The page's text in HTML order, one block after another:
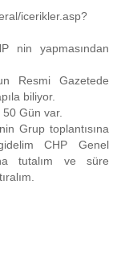
icerikler.asp?
nin yapmasından
Resmi Gazetede
biliyor.
Gün var.
Grup toplantısına
CHP Genel
tutalım ve süre